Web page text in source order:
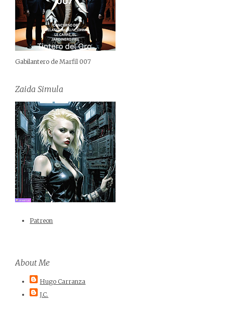
Gabilantero de Marfil 007
Zaida Simula
Patreon
About Me
Hugo Carranza
J.C.